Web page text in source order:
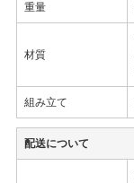
重量
材質
組み立て
配送について